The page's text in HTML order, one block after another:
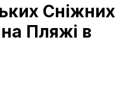
Сніжних
Пляжі в